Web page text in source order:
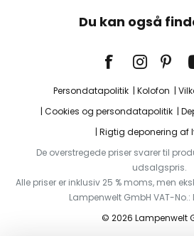
Du kan også
Persondatapolitik Kolofon
Cookies og persondatapolitik
Rigtig deponering af
De overstregede priser svarer til
udsalgspris.
Alle priser er inklusiv 25 % moms, men
Lampenwelt GmbH VAT-No.:
© 2026 Lampenwelt